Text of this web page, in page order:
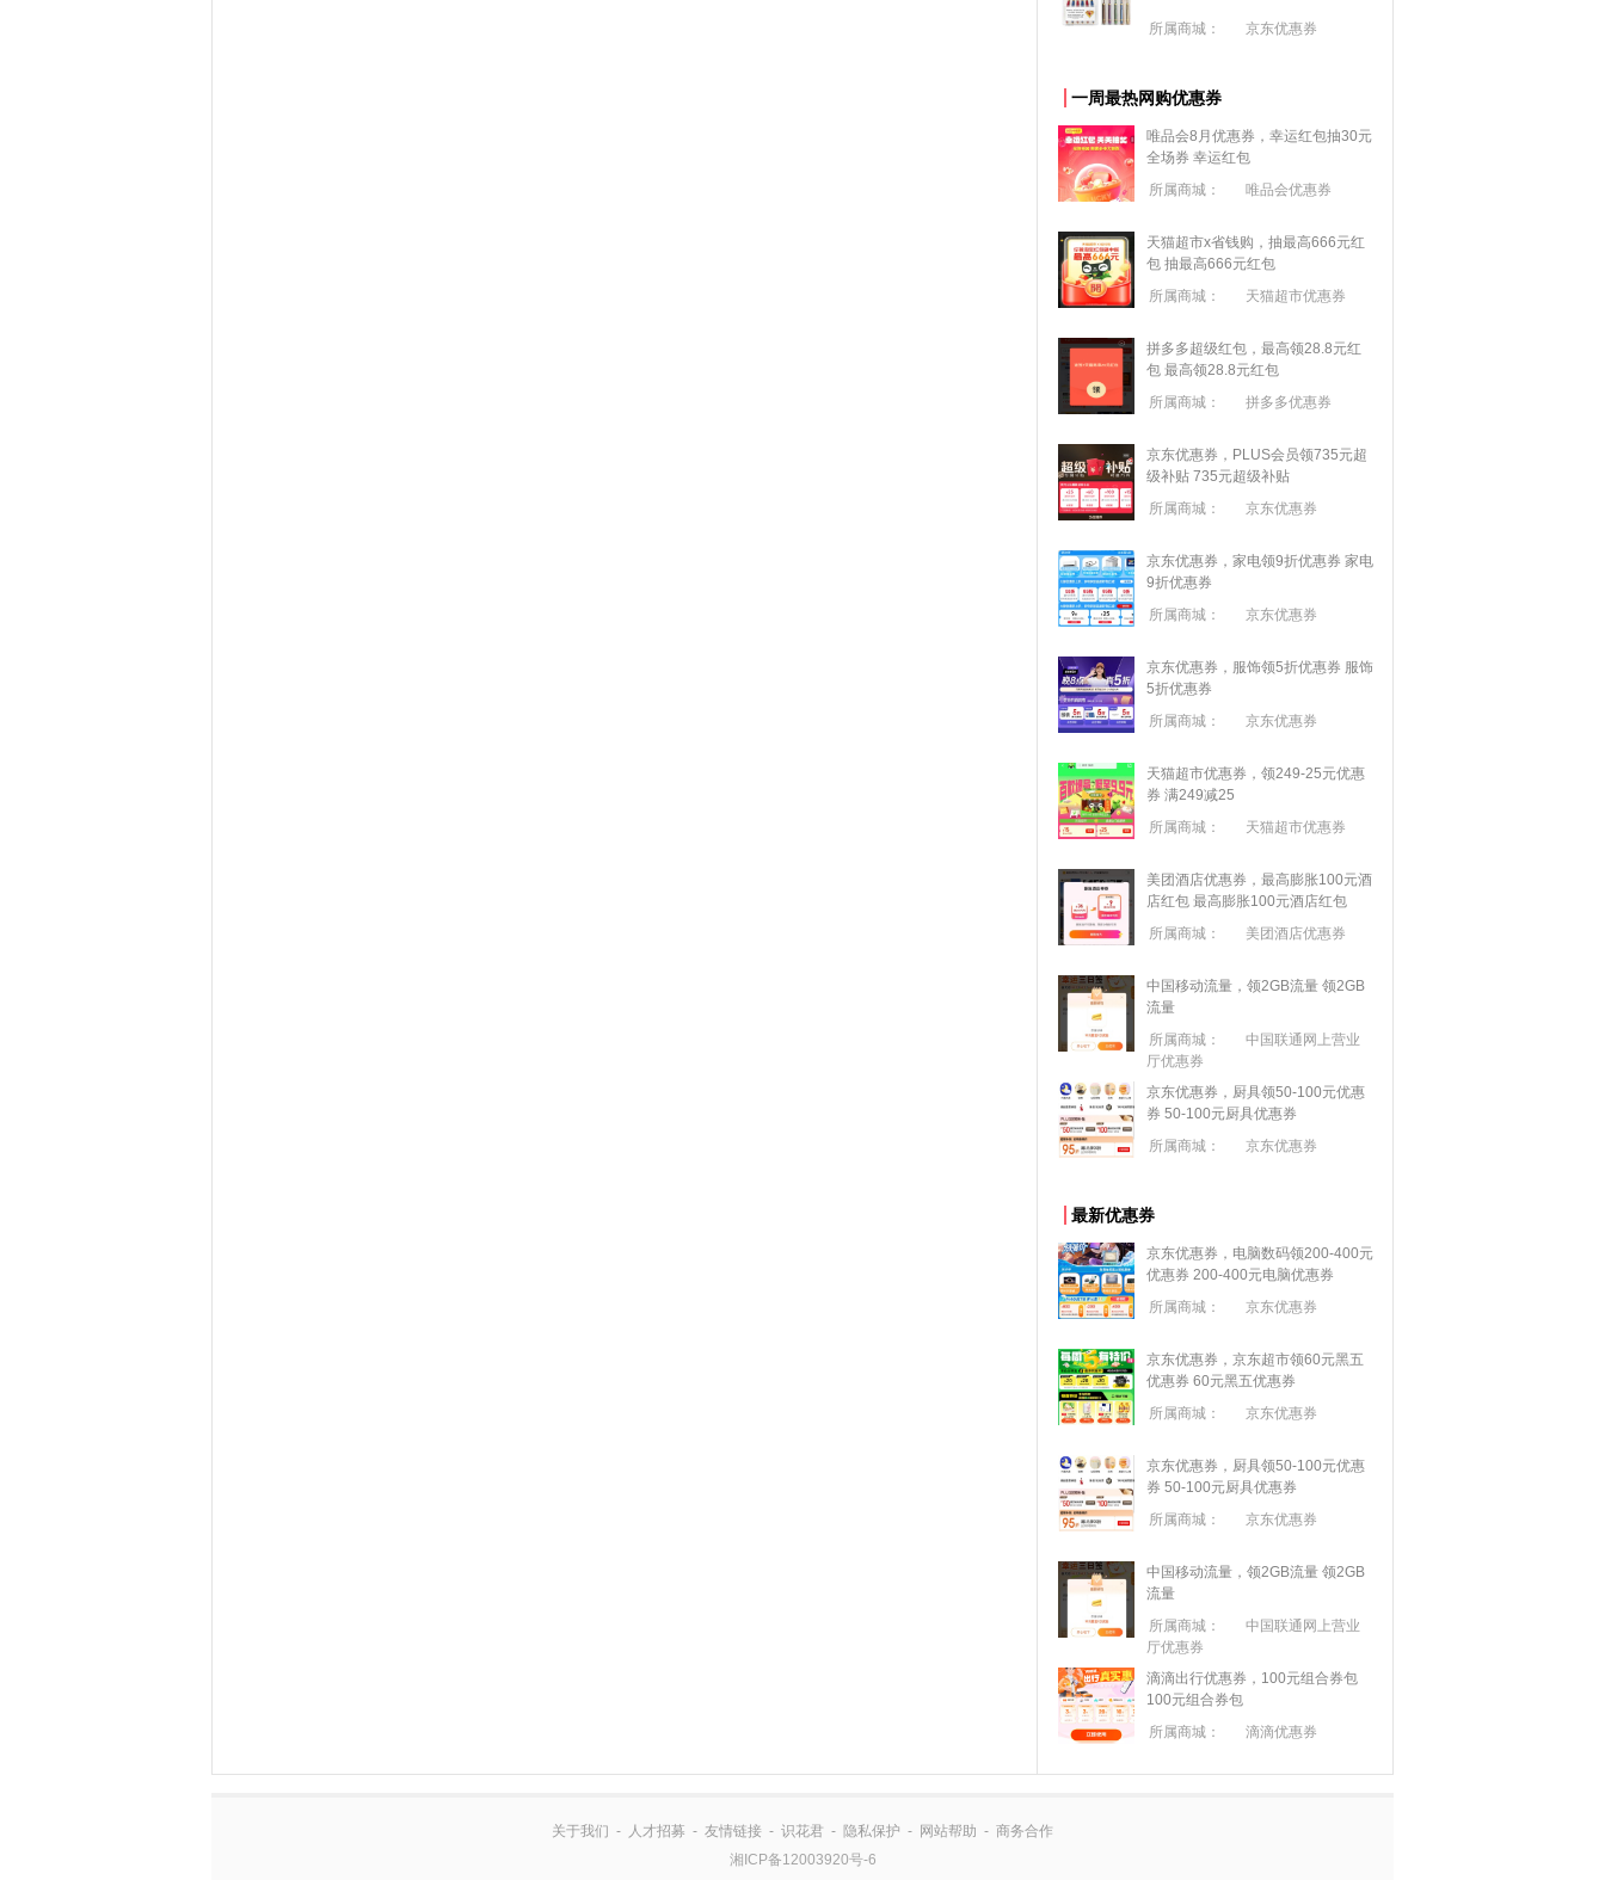
所属商城： 京东优惠券
一周最热网购优惠券
唯品会8月优惠券，幸运红包抽30元
全场券 幸运红包
所属商城：
唯品会优惠券
天猫超市x省钱购，抽最高666元红
包 抽最高666元红包
所属商城：
天猫超市优惠券
拼多多超级红包，最高领28.8元红
包 最高领28.8元红包
所属商城：
拼多多优惠券
京东优惠券，PLUS会员领735元超
级补贴 735元超级补贴
所属商城：
京东优惠券
京东优惠券，家电领9折优惠券 家电
9折优惠券
所属商城：
京东优惠券
京东优惠券，服饰领5折优惠券 服饰
5折优惠券
所属商城：
京东优惠券
天猫超市优惠券，领249-25元优惠
券 满249减25
所属商城：
天猫超市优惠券
美团酒店优惠券，最高膨胀100元酒
店红包 最高膨胀100元酒店红包
所属商城：
美团酒店优惠券
中国移动流量，领2GB流量 领2GB
流量
所属商城：
中国联通网上营业
厅优惠券
京东优惠券，厨具领50-100元优惠
券 50-100元厨具优惠券
所属商城：
京东优惠券
最新优惠券
京东优惠券，电脑数码领200-400元
优惠券 200-400元电脑优惠券
所属商城：
京东优惠券
京东优惠券，京东超市领60元黑五
优惠券 60元黑五优惠券
所属商城：
京东优惠券
京东优惠券，厨具领50-100元优惠
券 50-100元厨具优惠券
所属商城：
京东优惠券
中国移动流量，领2GB流量 领2GB
流量
所属商城：
中国联通网上营业
厅优惠券
滴滴出行优惠券，100元组合券包
100元组合券包
所属商城：
滴滴优惠券
关于我们 - 人才招募 - 友情链接 - 识花君 - 隐私保护 - 网站帮助 - 商务合作
湘ICP备12003920号-6